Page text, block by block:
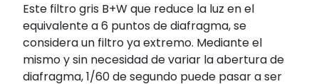
Este filtro gris B+W que reduce la luz en el
equivalente a 6 puntos de diafragma, se
considera un filtro ya extremo. Mediante el
mismo y sin necesidad de variar la abertura de
diafragma, 1/60 de segundo puede pasar a ser